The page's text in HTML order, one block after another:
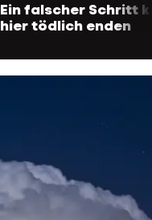
Ein falscher Schritt
hier tödlich enden